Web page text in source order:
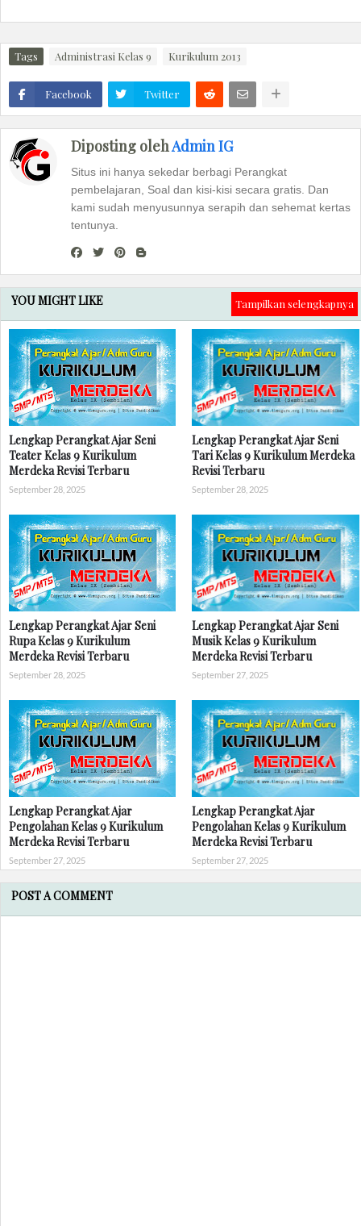
Tags Administrasi Kelas 9 Kurikulum 2013
Facebook Twitter
Diposting olehAdmin IG
Situs ini hanya sekedar berbagi Perangkat
pembelajaran, Soal dan kisi-kisi secara gratis. Dan
kami sudah menyusunnya serapih dan sehemat kertas
tentunya.
YOU MIGHT LIKE Tampilkan selengkapnya
Lengkap Perangkat Ajar Seni
Teater Kelas 9 Kurikulum
Merdeka Revisi Terbaru
September 28, 2025
Lengkap Perangkat Ajar Seni
Tari Kelas 9 Kurikulum Merdeka
Revisi Terbaru
September 28, 2025
Lengkap Perangkat Ajar Seni
Rupa Kelas 9 Kurikulum
Merdeka Revisi Terbaru
September 28, 2025
Lengkap Perangkat Ajar Seni
Musik Kelas 9 Kurikulum
Merdeka Revisi Terbaru
September 27, 2025
Lengkap Perangkat Ajar
Pengolahan Kelas 9 Kurikulum
Merdeka Revisi Terbaru
September 27, 2025
Lengkap Perangkat Ajar
Pengolahan Kelas 9 Kurikulum
Merdeka Revisi Terbaru
September 27, 2025
POST A COMMENT